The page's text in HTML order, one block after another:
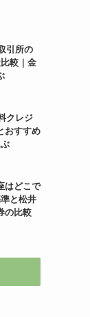
引所の
較｜金
クレジ
おすすめ
はどこで
と松井
の比較